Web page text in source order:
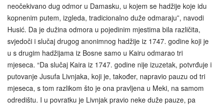
neočekivano dug odmor u Damasku, u kojem se hadžije koje idu
kopnenim putem, izgleda, tradicionalno duže odmaraju”, navodi
Husić. Da je dužina odmora u pojedinim mjestima bila različita,
svjedoči i slučaj drugog anonimnog hadžije iz 1747. godine koji je
u s drugim hadžijama iz Bosne samo u Kairu odmarao tri
mjeseca. “Da slučaj Kaira iz 1747. godine nije izuzetak, potvrđuje i
putovanje Jusufa Livnjaka, koji je, također, napravio pauzu od tri
mjeseca, s tom razlikom što je ona pravljena u Meki, na samom
odredištu. I u povratku je Livnjak pravio neke duže pauze, pa